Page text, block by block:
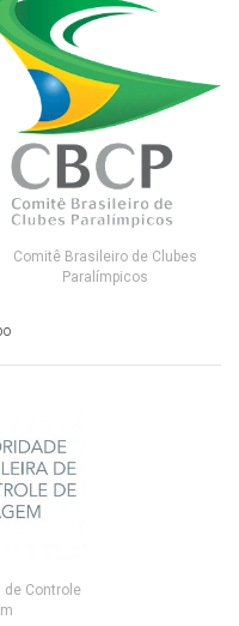
Comitê Brasileiro de Clubes
Paralímpicos
de Controle